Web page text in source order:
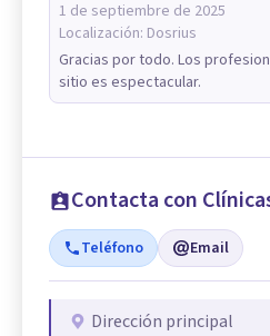
1 de septiembre de 2025
Localización: Dosrius
Gracias por todo. Los
sitio es espectacular.
Contacta con
Teléfono Email
Dirección principal